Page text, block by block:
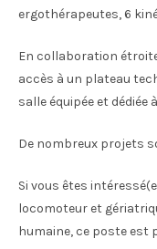
ergothérapeutes, 6
En collaboration
accès à un plateau
salle équipée et dédiée
De nombreux projets
Si vous êtes
locomoteur et
humaine, ce poste est